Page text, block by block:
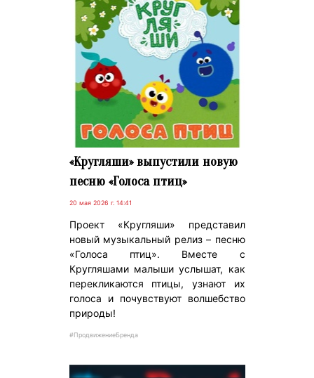
«Кругляши» выпустили новую
песню «Голоса птиц»
20 мая 2026 г. 14:41
Проект «Кругляши» представил
новый музыкальный релиз – песню
«Голоса птиц». Вместе с
Кругляшами малыши услышат, как
перекликаются птицы, узнают их
голоса и почувствуют волшебство
природы!
#ПродвижениеБренда